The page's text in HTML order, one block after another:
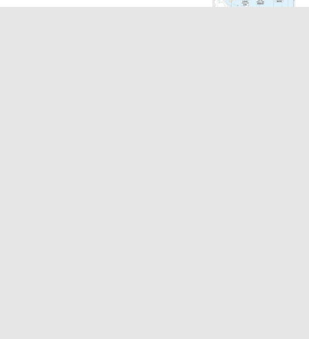
2026-08-08 08:51:57